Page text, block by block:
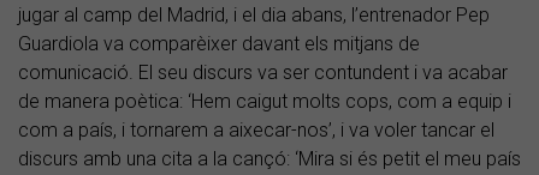
jugar al camp del Madrid, i el dia abans, l’entrenador Pep
Guardiola va comparèixer davant els mitjans de
comunicació. El seu discurs va ser contundent i va acabar
de manera poètica: ‘Hem caigut molts cops, com a equip i
com a país, i tornarem a aixecar-nos’, i va voler tancar el
discurs amb una cita a la cançó: ‘Mira si és petit el meu país